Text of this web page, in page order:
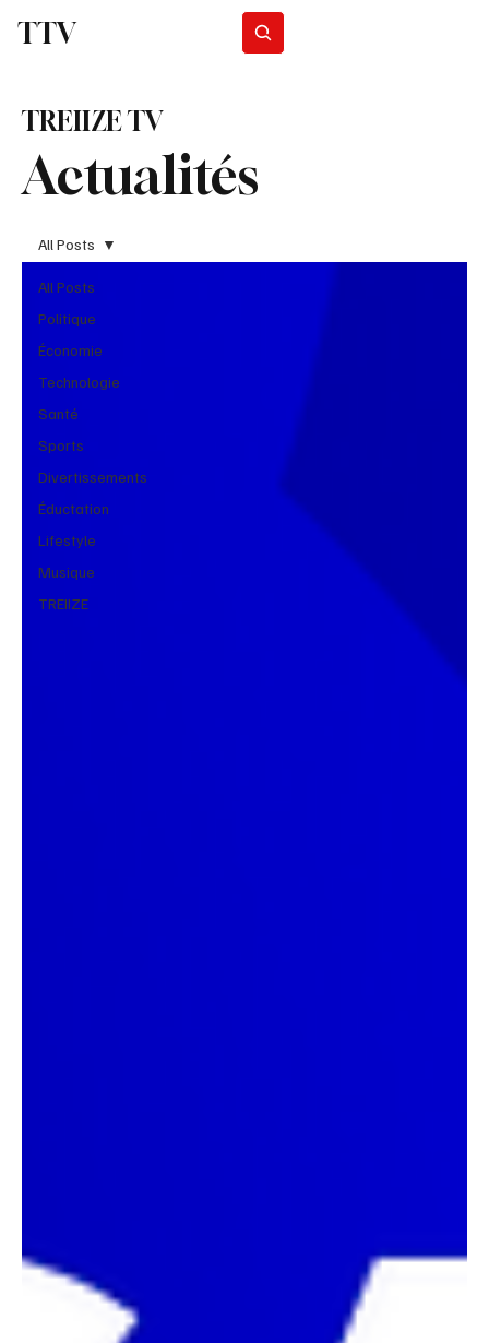
TTV
Actualités
TREIIZE TV
All Posts
Politique
Économie
Technologie
Santé
Sports
Divertissements
Éductation
Lifestyle
Musique
TREIIZE
All Posts